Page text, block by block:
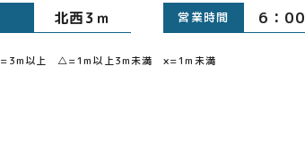
北西3ｍ 営業時間 6：
以上 △=1m以上3m未満 ×=1m未満